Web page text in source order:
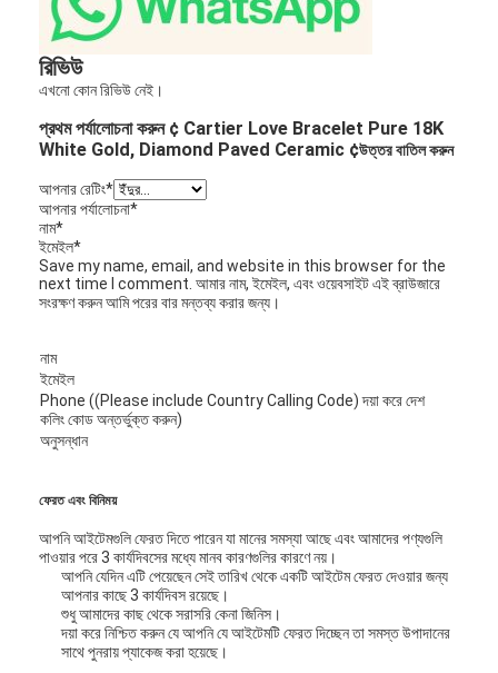
রিভিউ
এখনো কোন রিভিউ নেই।
প্রথম পর্যালোচনা করুন ¢ Cartier Love Bracelet Pure 18K
White Gold, Diamond Paved Ceramic ¢উত্তর বাতিল করুন
আপনার রেটিং*
আপনার পর্যালোচনা*
নাম*
ইমেইল*
Save my name, email, and website in this browser for the
next time I comment. আমার নাম, ইমেইল, এবং ওয়েবসাইট এই ব্রাউজারে
সংরক্ষণ করুন আমি পরের বার মন্তব্য করার জন্য।
নাম
ইমেইল
Phone ((Please include Country Calling Code) দয়া করে দেশ
কলিং কোড অন্তর্ভুক্ত করুন)
অনুসন্ধান
ফেরত এবং বিনিময়
আপনি আইটেমগুলি ফেরত দিতে পারেন যা মানের সমস্যা আছে এবং আমাদের পণ্যগুলি
পাওয়ার পরে 3 কার্যদিবসের মধ্যে মানব কারণগুলির কারণে নয়।
আপনি যেদিন এটি পেয়েছেন সেই তারিখ থেকে একটি আইটেম ফেরত দেওয়ার জন্য
আপনার কাছে 3 কার্যদিবস রয়েছে।
শুধু আমাদের কাছ থেকে সরাসরি কেনা জিনিস।
দয়া করে নিশ্চিত করুন যে আপনি যে আইটেমটি ফেরত দিচ্ছেন তা সমস্ত উপাদানের
সাথে পুনরায় প্যাকেজ করা হয়েছে।